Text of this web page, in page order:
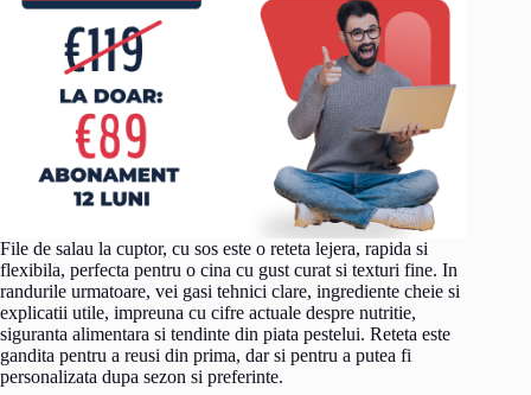
File de salau la cuptor, cu sos este o reteta lejera, rapida si
flexibila, perfecta pentru o cina cu gust curat si texturi fine. In
randurile urmatoare, vei gasi tehnici clare, ingrediente cheie si
explicatii utile, impreuna cu cifre actuale despre nutritie,
siguranta alimentara si tendinte din piata pestelui. Reteta este
gandita pentru a reusi din prima, dar si pentru a putea fi
personalizata dupa sezon si preferinte.